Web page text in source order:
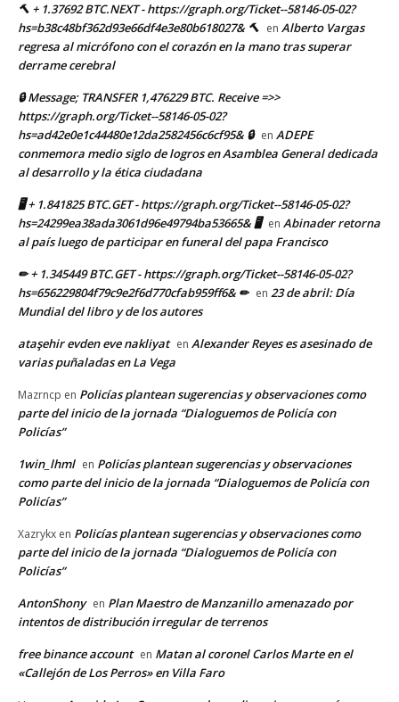
🔨 + 1.37692 BTC.NEXT - https://graph.org/Ticket--58146-05-02?
hs=b38c48bf362d93e66df4e3e80b618027& 🔨 en Alberto Vargas
regresa al micrófono con el corazón en la mano tras superar
derrame cerebral
🔒 Message; TRANSFER 1,476229 BTC. Receive =>>
https://graph.org/Ticket--58146-05-02?
hs=ad42e0e1c44480e12da2582456c6cf95& 🔒 en ADEPE
conmemora medio siglo de logros en Asamblea General dedicada
al desarrollo y la ética ciudadana
🖥 + 1.841825 BTC.GET - https://graph.org/Ticket--58146-05-02?
hs=24299ea38ada3061d96e49794ba53665& 🖥 en Abinader retorna
al país luego de participar en funeral del papa Francisco
✏ + 1.345449 BTC.GET - https://graph.org/Ticket--58146-05-02?
hs=656229804f79c9e2f6d770cfab959ff6& ✏ en 23 de abril: Día
Mundial del libro y de los autores
ataşehir evden eve nakliyat en Alexander Reyes es asesinado de
varias puñaladas en La Vega
Mazrncp en Policías plantean sugerencias y observaciones como
parte del inicio de la jornada “Dialoguemos de Policía con
Policías”
1win_lhml en Policías plantean sugerencias y observaciones
como parte del inicio de la jornada “Dialoguemos de Policía con
Policías”
Xazrykx en Policías plantean sugerencias y observaciones como
parte del inicio de la jornada “Dialoguemos de Policía con
Policías”
AntonShony en Plan Maestro de Manzanillo amenazado por
intentos de distribución irregular de terrenos
free binance account en Matan al coronel Carlos Marte en el
«Callejón de Los Perros» en Villa Faro